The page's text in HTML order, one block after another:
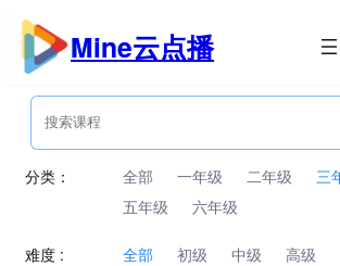
跳
内
Mine云点播
分类： 全部 一年级 二年级 三
五年级
六年级
难度 : 全部 初级 中级 高级